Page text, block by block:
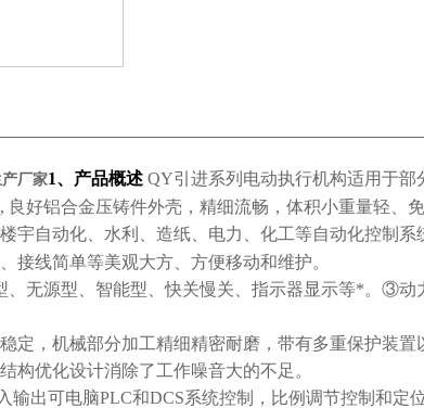
厂家1、产品概述 QY引进系列电动执行机构适用于部
好铝合金压铸件外壳，精细流畅，体积小重量轻、
宇自动化、水利、造纸、电力、化工等自动化控制系
线简单等美观大方、方便移动和维护。
无源型、智能型、快关慢关、指示器显示等*。③动
定，机械部分加工精细精密耐磨，带有多重保护装置
构优化设计消除了工作噪音大的不足。
输出可电脑PLC和DCS系统控制，比例调节控制和定